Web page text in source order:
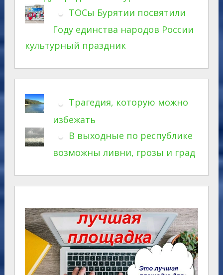
ТОСы Бурятии посвятили
Году единства народов России
культурный праздник
Трагедия, которую можно
избежать
В выходные по республике
возможны ливни, грозы и град